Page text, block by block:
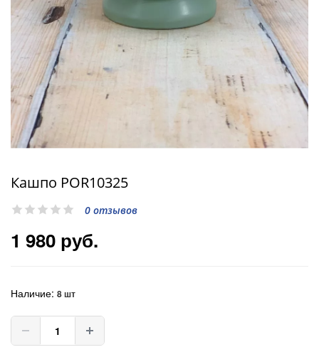
Кашпо POR10325
0 отзывов
1 980 руб.
Наличие: 8 шт